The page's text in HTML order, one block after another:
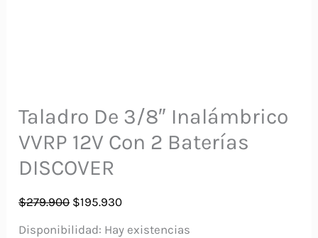
Taladro De 3/8″ Inalámbrico
VVRP 12V Con 2 Baterías
DISCOVER
$279.900 El
precio
$195.930El
precio
Disponibilidad: Hay existencias